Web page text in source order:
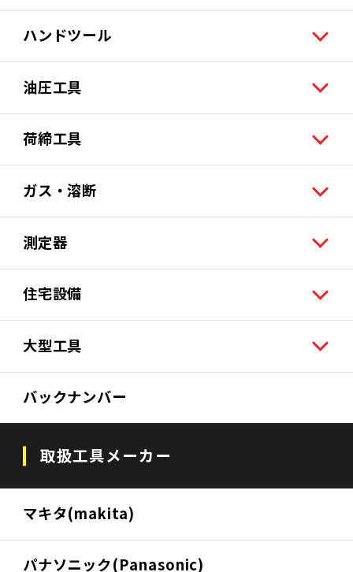
ハンドツール
油圧工具
荷締工具
ガス・溶断
測定器
住宅設備
大型工具
バックナンバー
取扱工具メーカー
マキタ(makita)
パナソニック(Panasonic)